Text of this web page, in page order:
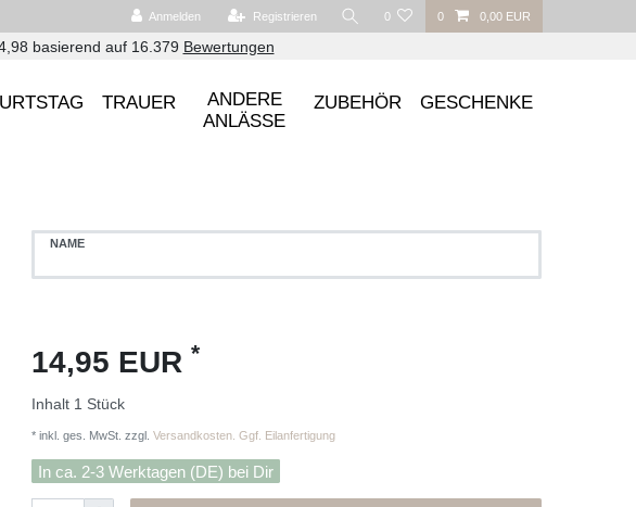
Anmelden Registrieren 0 0 0,00 EUR
basierend auf 16.379 Bewertungen
TRAUER
ANDERE
ANLÄSSE
ZUBEHÖR GESCHENKE
NAME
14,95 EUR *
Inhalt 1 Stück
* inkl. ges. MwSt. zzgl. Versandkosten. Ggf. Eilanfertigung
In ca. 2-3 Werktagen (DE) bei Dir